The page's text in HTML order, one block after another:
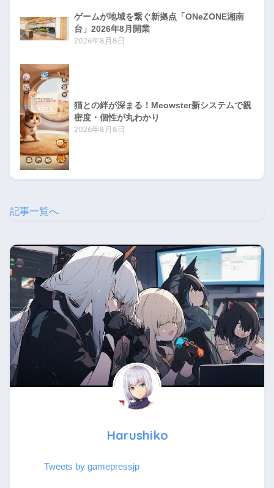
ゲームが地域を繋ぐ新拠点「ONeZONE湘南
台」2026年8月開業
2026年8月8日
猫との絆が深まる！Meowster新システムで親
密度・個性が丸わかり
2026年8月8日
記事一覧へ
Harushiko
Tweets by gamepressjp